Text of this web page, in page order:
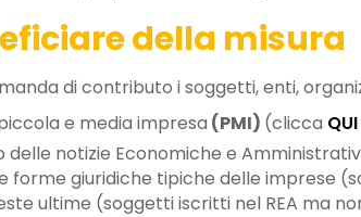
della misura
di contributo i soggetti, enti,
e media impresa (PMI) (clicca QUI
notizie Economiche e
forme giuridiche tipiche delle imprese
ultime (soggetti iscritti nel REA ma